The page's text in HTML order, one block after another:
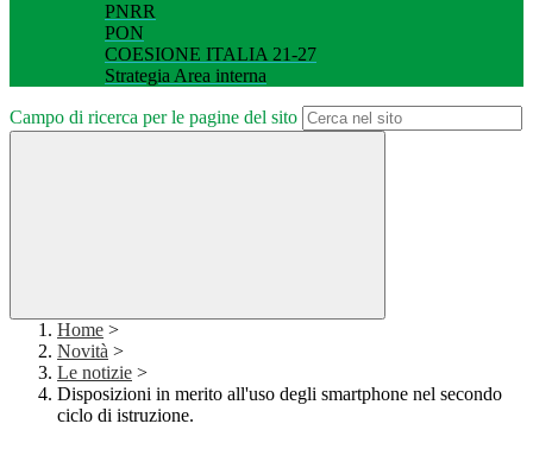
PNRR
PON
COESIONE ITALIA 21-27
Strategia Area interna
Campo di ricerca per le pagine del sito
Home >
Novità >
Le notizie >
Disposizioni in merito all'uso degli smartphone nel secondo
ciclo di istruzione.